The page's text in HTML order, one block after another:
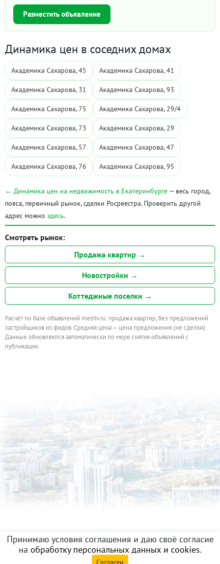
Разместить объявление
Динамика цен в соседних домах
Академика Сахарова, 45 Академика Сахарова, 41
Академика Сахарова, 31 Академика Сахарова, 93
Академика Сахарова, 75 Академика Сахарова, 29/4
Академика Сахарова, 73 Академика Сахарова, 29
Академика Сахарова, 57 Академика Сахарова, 47
Академика Сахарова, 76 Академика Сахарова, 95
← Динамика цен на недвижимость в Екатеринбурге — весь город,
пояса, первичный рынок, сделки Росреестра. Проверить другой
адрес можно здесь.
Смотреть рынок:
Продажа квартир →
Новостройки →
Коттеджные поселки →
Расчёт по базе объявлений metrtv.ru: продажа квартир, без предложений
застройщиков из фидов. Средняя цена — цена предложения (не сделки).
Данные обновляются автоматически по мере снятия объявлений с
публикации.
Принимаю условия соглашения и даю своё согласие
на обработку персональных данных и cookies.
Согласен